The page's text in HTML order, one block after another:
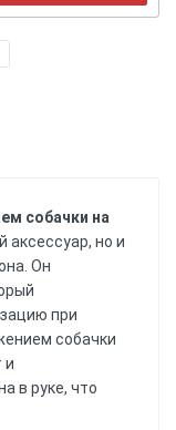
собачки на
аксессуар, но и
Он
при
собачки
и
в руке, что